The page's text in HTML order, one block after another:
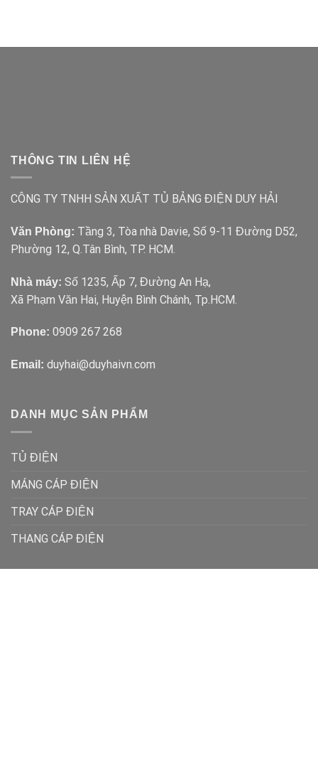
THÔNG TIN LIÊN HỆ
CÔNG TY TNHH SẢN XUẤT TỦ BẢNG ĐIỆN DUY HẢI
Văn Phòng: Tầng 3, Tòa nhà Davie, Số 9-11 Đường D52,
Phường 12, Q.Tân Bình, TP. HCM.
Nhà máy: Số 1235, Ấp 7, Đường An Hạ,
Xã Phạm Văn Hai, Huyện Bình Chánh, Tp.HCM.
Phone: 0909 267 268
Email: duyhai@duyhaivn.com
DANH MỤC SẢN PHẨM
TỦ ĐIỆN
MÁNG CÁP ĐIỆN
TRAY CÁP ĐIỆN
THANG CÁP ĐIỆN